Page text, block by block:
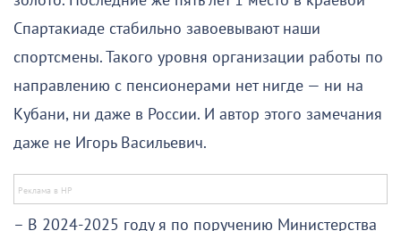
Спартакиаде стабильно завоевывают наши
спортсмены. Такого уровня организации работы по
направлению с пенсионерами нет нигде — ни на
Кубани, ни даже в России. И автор этого замечания
даже не Игорь Васильевич.
– В 2024-2025 году я по поручению Министерства